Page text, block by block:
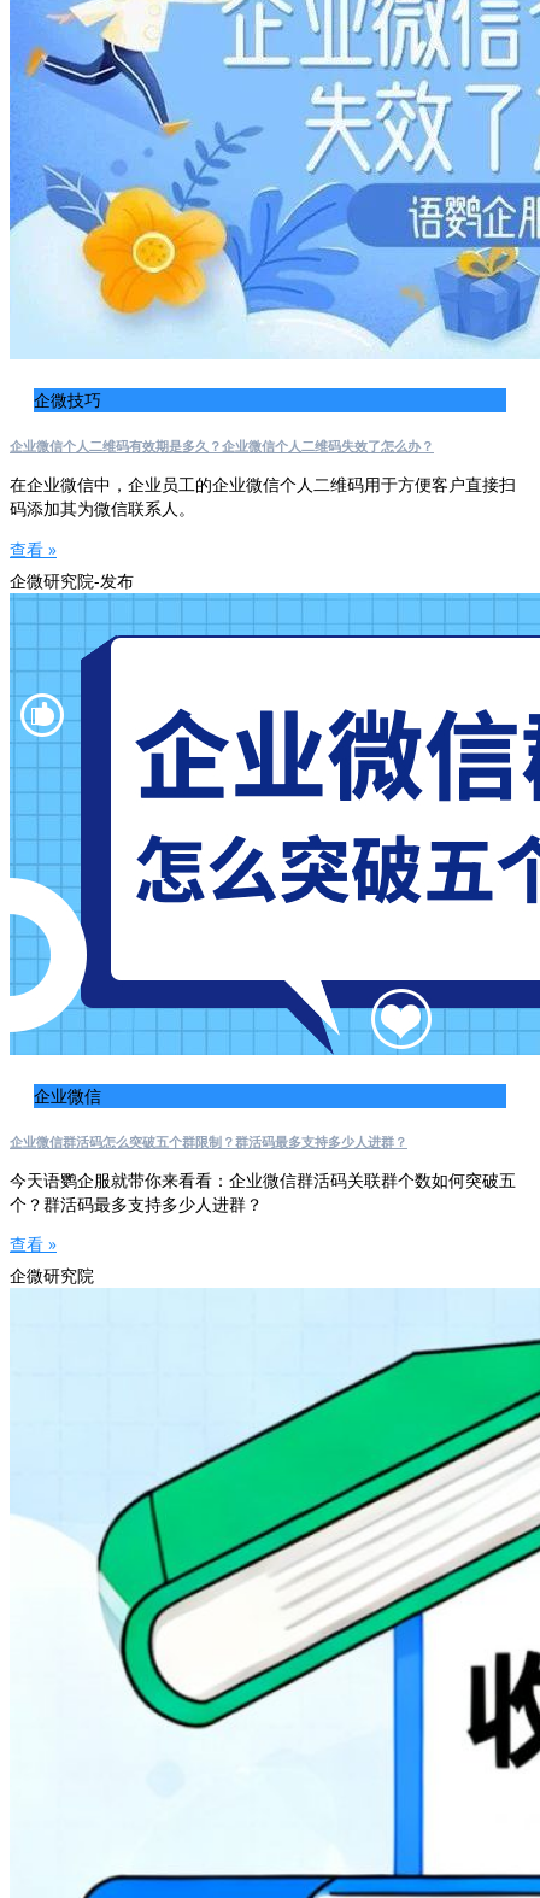
企微技巧
企业微信个人二维码有效期是多久？企业微信个人二维码失效了怎么办？
在企业微信中，企业员工的企业微信个人二维码用于方便客户直接扫
码添加其为微信联系人。
查看 »
企微研究院-发布
企业微信
企业微信群活码怎么突破五个群限制？群活码最多支持多少人进群？
今天语鹦企服就带你来看看：企业微信群活码关联群个数如何突破五
个？群活码最多支持多少人进群？
查看 »
企微研究院